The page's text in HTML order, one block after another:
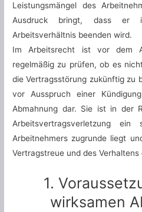
Leistungsmängel des
Ausdruck bringt, dass er
Arbeitsverhältnis beenden wird.
Im Arbeitsrecht ist vor dem
regelmäßig zu prüfen, ob es
die Vertragsstörung zukünftig zu
vor Ausspruch einer
Abmahnung dar. Sie ist in der
Arbeitsvertragsverletzung ein
Arbeitnehmers zugrunde liegt
Vertragstreue und des
1.
wirksamen